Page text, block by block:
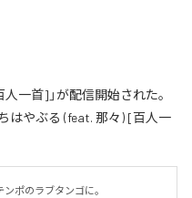
一首]」が配信開始された。
はやぶる (feat. 那々) [百人一
ポのラブタンゴに。